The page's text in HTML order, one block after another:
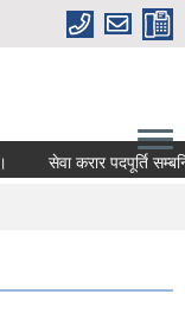
सेवा करार पदपूर्ति